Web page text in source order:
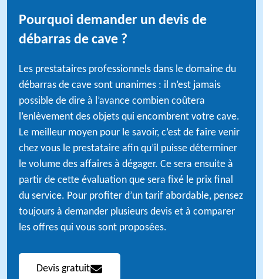
Pourquoi demander un devis de
débarras de cave ?
Les prestataires professionnels dans le domaine du
débarras de cave sont unanimes : il n’est jamais
possible de dire à l’avance combien coûtera
l’enlèvement des objets qui encombrent votre cave.
Le meilleur moyen pour le savoir, c’est de faire venir
chez vous le prestataire afin qu’il puisse déterminer
le volume des affaires à dégager. Ce sera ensuite à
partir de cette évaluation que sera fixé le prix final
du service. Pour profiter d’un tarif abordable, pensez
toujours à demander plusieurs devis et à comparer
les offres qui vous sont proposées.
Devis gratuit